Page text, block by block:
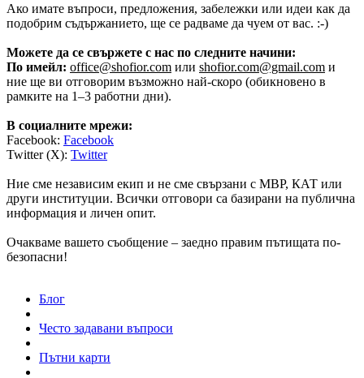
Ако имате въпроси, предложения, забележки или идеи как да
подобрим съдържанието, ще се радваме да чуем от вас. :-)
Можете да се свържете с нас по следните начини:
По имейл: office@shofior.com или shofior.com@gmail.com и
ние ще ви отговорим възможно най-скоро (обикновено в
рамките на 1–3 работни дни).
В социалните мрежи:
Facebook: Facebook
Twitter (X): Twitter
Ние сме независим екип и не сме свързани с МВР, КАТ или
други институции. Всички отговори са базирани на публична
информация и личен опит.
Очакваме вашето съобщение – заедно правим пътищата по-
безопасни!
Блог
Често задавани въпроси
Пътни карти